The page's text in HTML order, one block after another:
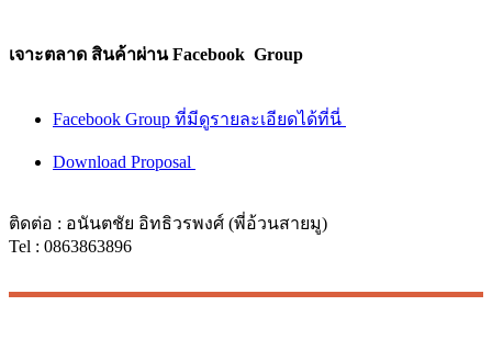
เจาะตลาด สินค้าผ่าน Facebook Group
Facebook Group ที่มีดูรายละเอียดได้ที่นี่
Download Proposal
ติดต่อ : อนันตชัย อิทธิวรพงศ์ (พี่อ้วนสายมู)
Tel : 0863863896